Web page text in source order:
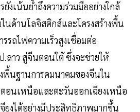
เน้นย้ำถึงความร่วมมืออย่างใกล้
นด้านโลจิสติกส์และโครงสร้างพื้น
รถไฟความเร็วสูงเชื่อมต่อ
ลาว สู่จีนตอนใต้ ซึ่งจะช่วยให้
งพื้นฐานการคมนาคมของจีนใน
อนเหนือและตะวันออกเฉียงเหนือ
ยงได้อย่างมีประสิทธิภาพมากขึ้น